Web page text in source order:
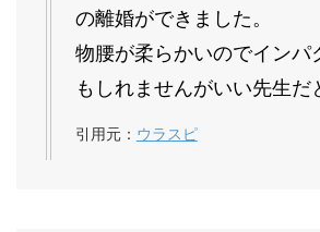
の離婚ができました。
物腰が柔らかいのでインパ
もしれませんがいい先生だ
引用元： ウラスピ